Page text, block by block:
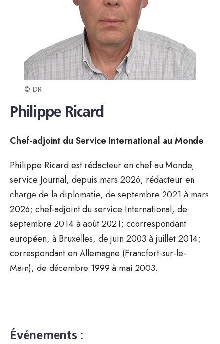
© DR
Philippe Ricard
Chef-adjoint du Service International au Monde
Philippe Ricard est rédacteur en chef au Monde,
service Journal, depuis mars 2026; rédacteur en
charge de la diplomatie, de septembre 2021 à mars
2026; chef-adjoint du service International, de
septembre 2014 à août 2021; ccorrespondant
européen, à Bruxelles, de juin 2003 à juillet 2014;
correspondant en Allemagne (Francfort-sur-le-
Main), de décembre 1999 à mai 2003.
Événements :